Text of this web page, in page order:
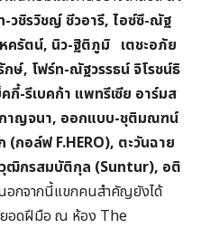
-วชิรวิชญ์ ชีวอารี, ไอซ์ซึ-ณัฐ
ครัตน์, นิว-ฐิติภูมิ เตชะอภัย
กษ์, โฟร์ท-ณัฐวรรธน์ จิโรชน์ธิ
คกี้-รีเบคก้า แพทรีเซีย อาร์มส
าญจนา, ออกแบบ-ชุติมณฑน์
(กอล์ฟ F.HERO), ตะวันฉาย
ฒิกรสมบัติกุล (Suntur), อติ
อกจากนี้แขกคนสำคัญยังได้
ยอดฝีมือ ณ ห้อง The